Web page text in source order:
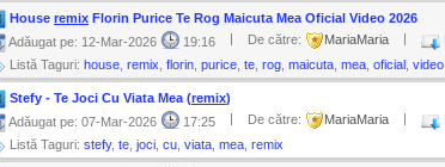
House remix Florin Purice Te Rog Maicuta Mea Oficial Video 2026
Adăugat pe: 12-Mar-2026
19:16 De către: MariaMaria
Listă Taguri: house remix florin purice te rog maicuta mea oficial video
Stefy - Te Joci Cu Viata Mea (remix)
Adăugat pe: 07-Mar-2026
17:25 De către: MariaMaria
Listă Taguri: stefy, te joci cu viata mea remix